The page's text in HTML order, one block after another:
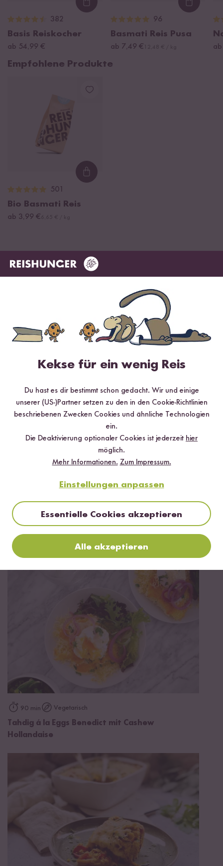
Loading...
382
Basis Reiskocher
ab 54,99 €
96
Basmati Reis Pusa
ab 7,49 €
Empfohlene Produkte
Loading...
501
Bio Basmati Reis
ab 3,99 €
Digitales Rezeptbuch per E-Mail
✔️ 25 leckere Rezepte aus unseren bunten Kochwelten
✔️ Von Sushi über Curry bis hin zu Desserts
✔️ Inklusive Tipps & Tricks für die Zubereitung
Jetzt sichern
*Das Digitale Rezeptbuch wird dir nach vollständiger Anmeldung zum Newsletter
per E-Mail zugeschickt.
Mehr Rezepte mit Basmati Reis Pusa
90 min Vegetarisch
Tahdig á la Eggs Benedict mit Cashew
Hollandaise
Kekse für ein wenig Reis
Du hast es dir bestimmt schon gedacht. Wir und einige
unserer (US-)Partner setzen zu den in den Cookie-Richtlinien
beschriebenen Zwecken Cookies und ähnliche Technologien
ein.
Die Deaktivierung optionaler Cookies ist jederzeit hier
möglich.
Mehr Informationen. Zum Impressum.
Einstellungen anpassen
Essentielle Cookies akzeptieren
Alle akzeptieren